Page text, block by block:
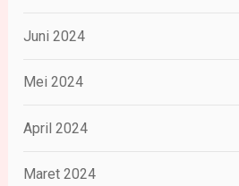
Juni 2024
Mei 2024
April 2024
Maret 2024